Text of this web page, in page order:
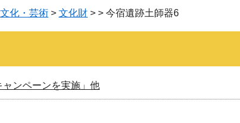
る
る
文化・芸術 > 文化財 > > 今宿遺跡土師器6
ンペーンを実施」他